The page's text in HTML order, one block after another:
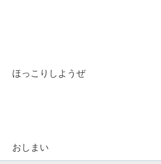
ほっこりしようぜ
おしまい